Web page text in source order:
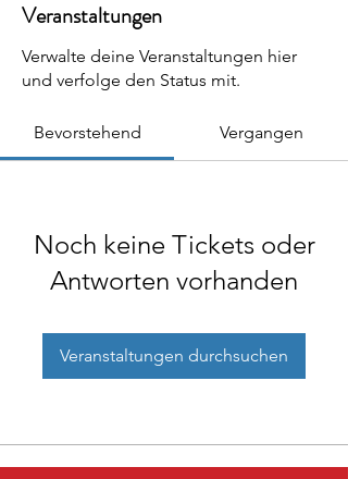
Veranstaltungen
Verwalte deine Veranstaltungen hier
und verfolge den Status mit.
Bevorstehend Vergangen
Noch keine Tickets oder
Antworten vorhanden
Veranstaltungen durchsuchen